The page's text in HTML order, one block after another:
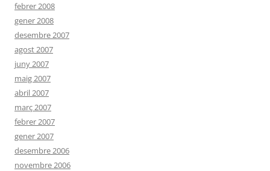
febrer 2008
gener 2008
desembre 2007
agost 2007
juny 2007
maig 2007
abril 2007
març 2007
febrer 2007
gener 2007
desembre 2006
novembre 2006